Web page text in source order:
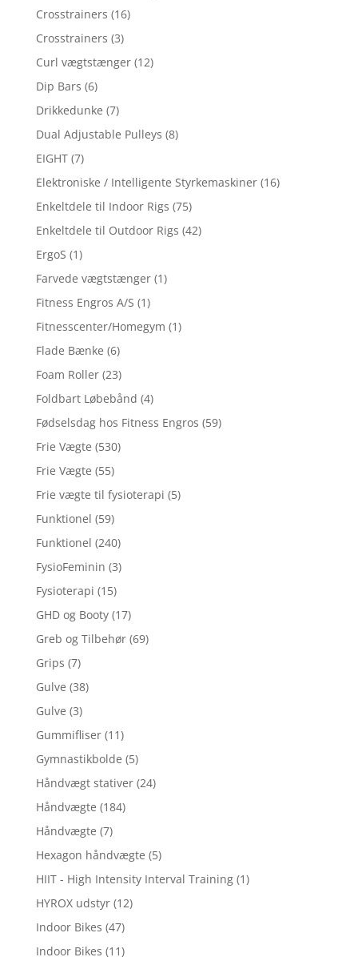
Crosstrainers (16)
Crosstrainers (3)
Curl vægtstænger (12)
Dip Bars (6)
Drikkedunke (7)
Dual Adjustable Pulleys (8)
EIGHT (7)
Elektroniske / Intelligente Styrkemaskiner (16)
Enkeltdele til Indoor Rigs (75)
Enkeltdele til Outdoor Rigs (42)
ErgoS (1)
Farvede vægtstænger (1)
Fitness Engros A/S (1)
Fitnesscenter/Homegym (1)
Flade Bænke (6)
Foam Roller (23)
Foldbart Løbebånd (4)
Fødselsdag hos Fitness Engros (59)
Frie Vægte (530)
Frie Vægte (55)
Frie vægte til fysioterapi (5)
Funktionel (59)
Funktionel (240)
FysioFeminin (3)
Fysioterapi (15)
GHD og Booty (17)
Greb og Tilbehør (69)
Grips (7)
Gulve (38)
Gulve (3)
Gummifliser (11)
Gymnastikbolde (5)
Håndvægt stativer (24)
Håndvægte (184)
Håndvægte (7)
Hexagon håndvægte (5)
HIIT - High Intensity Interval Training (1)
HYROX udstyr (12)
Indoor Bikes (47)
Indoor Bikes (11)